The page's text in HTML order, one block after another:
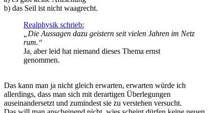
b) das Seil ist nicht waagrecht.
Realphysik schrieb:
„Die Aussagen dazu geistern seit vielen Jahren im Netz
rum.“
Ja, aber leid hat niemand dieses Thema ernst
genommen.
Das kann man ja nicht gleich erwarten, erwarten würde ich
allerdings, dass man sich mit derartigen Überlegungen
auseinandersetzt und zumindest sie zu verstehen versucht.